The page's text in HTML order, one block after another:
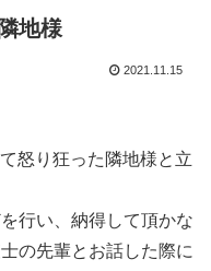
地様
2021.11.15
怒り狂った隣地様と立
行い、納得して頂かな
の先輩とお話した際に